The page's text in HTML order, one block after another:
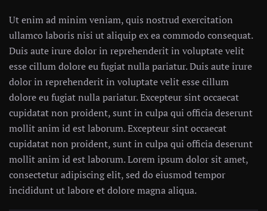
Ut enim ad minim veniam, quis nostrud exercitation
ullamco laboris nisi ut aliquip ex ea commodo consequat.
Duis aute irure dolor in reprehenderit in voluptate velit
esse cillum dolore eu fugiat nulla pariatur. Duis aute irure
dolor in reprehenderit in voluptate velit esse cillum
dolore eu fugiat nulla pariatur. Excepteur sint occaecat
cupidatat non proident, sunt in culpa qui officia deserunt
mollit anim id est laborum. Excepteur sint occaecat
cupidatat non proident, sunt in culpa qui officia deserunt
mollit anim id est laborum. Lorem ipsum dolor sit amet,
consectetur adipiscing elit, sed do eiusmod tempor
incididunt ut labore et dolore magna aliqua.